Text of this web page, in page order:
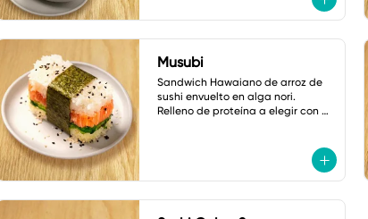
Musubi
Sandwich Hawaiano de arroz de
sushi envuelto en alga nori.
Relleno de proteína a elegir con